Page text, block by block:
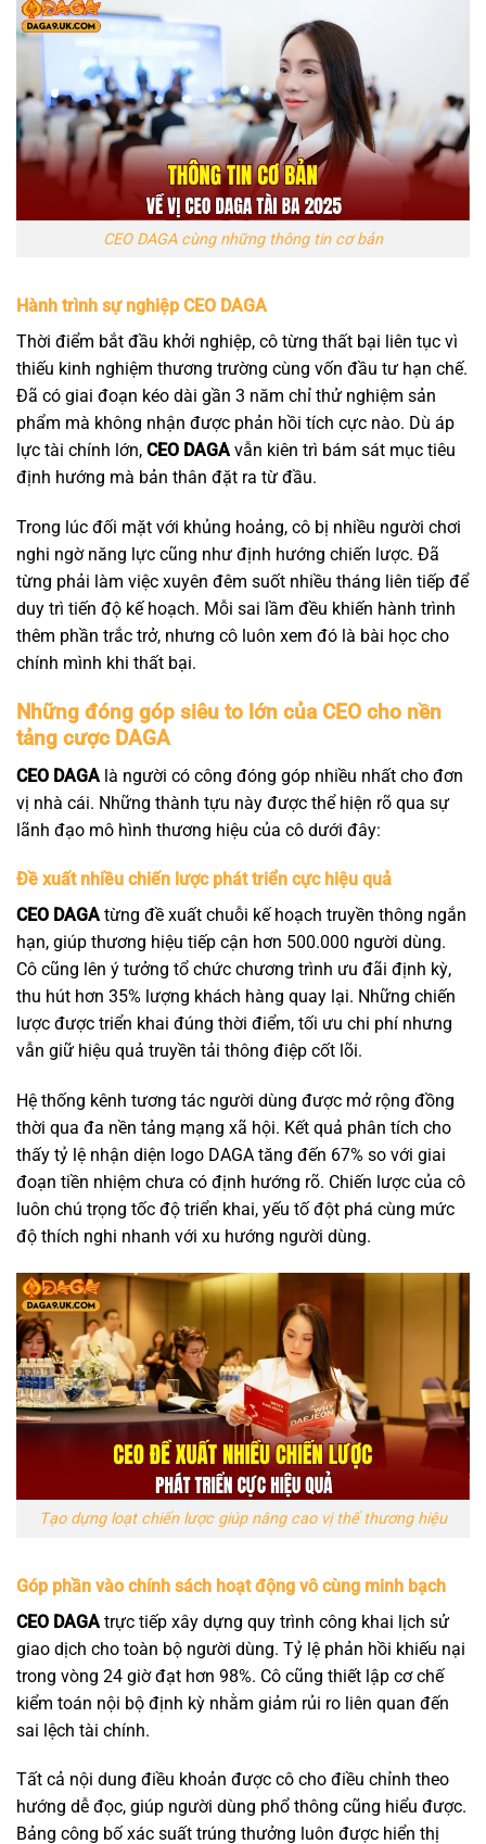
CEO DAGA cùng những thông tin cơ bản
Hành trình sự nghiệp CEO DAGA
Thời điểm bắt đầu khởi nghiệp, cô từng thất bại liên tục vì
thiếu kinh nghiệm thương trường cùng vốn đầu tư hạn chế.
Đã có giai đoạn kéo dài gần 3 năm chỉ thử nghiệm sản
phẩm mà không nhận được phản hồi tích cực nào. Dù áp
lực tài chính lớn, CEO DAGAvẫn kiên trì bám sát mục tiêu
định hướng mà bản thân đặt ra từ đầu.
Trong lúc đối mặt với khủng hoảng, cô bị nhiều người chơi
nghi ngờ năng lực cũng như định hướng chiến lược. Đã
từng phải làm việc xuyên đêm suốt nhiều tháng liên tiếp để
duy trì tiến độ kế hoạch. Mỗi sai lầm đều khiến hành trình
thêm phần trắc trở, nhưng cô luôn xem đó là bài học cho
chính mình khi thất bại.
Những đóng góp siêu to lớn của CEO cho nền
tảng cược DAGA
CEO DAGA là người có công đóng góp nhiều nhất cho đơn
vị nhà cái. Những thành tựu này được thể hiện rõ qua sự
lãnh đạo mô hình thương hiệu của cô dưới đây:
Đề xuất nhiều chiến lược phát triển cực hiệu quả
CEO DAGAtừng đề xuất chuỗi kế hoạch truyền thông ngắn
hạn, giúp thương hiệu tiếp cận hơn 500.000 người dùng.
Cô cũng lên ý tưởng tổ chức chương trình ưu đãi định kỳ,
thu hút hơn 35% lượng khách hàng quay lại. Những chiến
lược được triển khai đúng thời điểm, tối ưu chi phí nhưng
vẫn giữ hiệu quả truyền tải thông điệp cốt lõi.
Hệ thống kênh tương tác người dùng được mở rộng đồng
thời qua đa nền tảng mạng xã hội. Kết quả phân tích cho
thấy tỷ lệ nhận diện logo DAGA tăng đến 67% so với giai
đoạn tiền nhiệm chưa có định hướng rõ. Chiến lược của cô
luôn chú trọng tốc độ triển khai, yếu tố đột phá cùng mức
độ thích nghi nhanh với xu hướng người dùng.
Tạo dựng loạt chiến lược giúp nâng cao vị thế thương hiệu
Góp phần vào chính sách hoạt động vô cùng minh bạch
CEO DAGA trực tiếp xây dựng quy trình công khai lịch sử
giao dịch cho toàn bộ người dùng. Tỷ lệ phản hồi khiếu nại
trong vòng 24 giờ đạt hơn 98%. Cô cũng thiết lập cơ chế
kiểm toán nội bộ định kỳ nhằm giảm rủi ro liên quan đến
sai lệch tài chính.
Tất cả nội dung điều khoản được cô cho điều chỉnh theo
hướng dễ đọc, giúp người dùng phổ thông cũng hiểu được.
Bảng công bố xác suất trúng thưởng luôn được hiển thị